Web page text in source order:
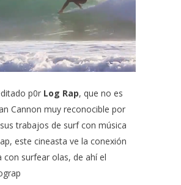
p0r Log Rap, que no es
Cannon muy reconocible por
trabajos de surf con música
este cineasta ve la conexión
con surfear olas, de ahí el